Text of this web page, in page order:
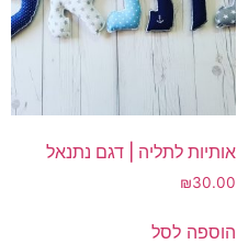
אותיות לתליה | דגם נתנאל
₪30.00
הוספה לסל